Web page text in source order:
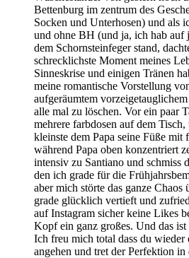
Bettenburg im zentrum des
Socken und Unterhosen) und als
und ohne BH (und ja, ich hab auf
dem Schornsteinfeger stand,
schrecklichste Moment meines
Sinneskrise und einigen Tränen
meine romantische Vorstellung
aufgeräumtem
alle mal zu löschen. Vor ein paar
mehrere farbdosen auf dem
kleinste dem Papa seine Füße mit
während Papa oben konzentriert
intensiv zu Santiano und schmiss
den ich grade für die
aber mich störte das ganze
grade glücklich vertieft und
auf Instagram sicher keine Likes
Kopf ein ganz großes. Und das
Ich freu mich total dass du wieder
angehen und tret der Perfektion in